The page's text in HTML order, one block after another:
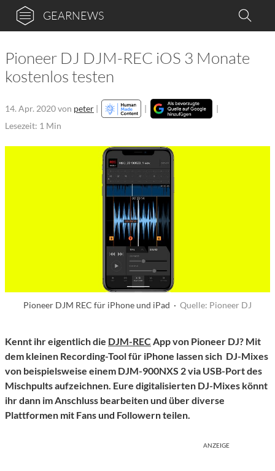
GEARNEWS
Pioneer DJ DJM-REC iOS 3 Monate
kostenlos testen
14. Apr. 2020von peter | |
|
Lesezeit: 1 Min
Pioneer DJM REC für iPhone und iPad · Quelle: Pioneer DJ
Kennt ihr eigentlich die DJM-REC App von Pioneer DJ? Mit
dem kleinen Recording-Tool für iPhone lassen sich DJ-Mixes
von beispielsweise einem DJM-900NXS 2 via USB-Port des
Mischpults aufzeichnen. Eure digitalisierten DJ-Mixes könnt
ihr dann im Anschluss bearbeiten und über diverse
Plattformen mit Fans und Followern teilen.
ANZEIGE